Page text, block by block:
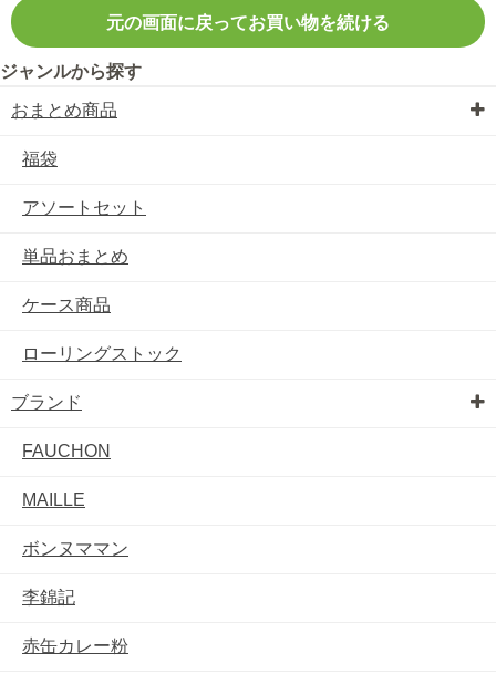
元の画面に戻ってお買い物を続ける
ジャンルから探す
おまとめ商品
福袋
アソートセット
単品おまとめ
ケース商品
ローリングストック
ブランド
FAUCHON
MAILLE
ボンヌママン
李錦記
赤缶カレー粉